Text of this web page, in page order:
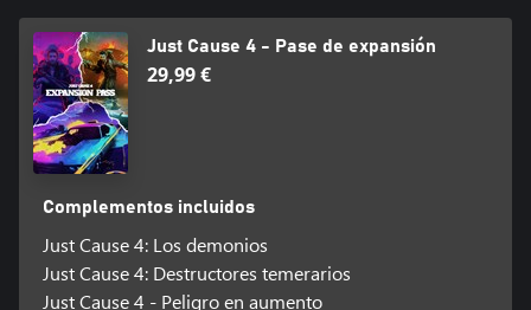
Just Cause 4 - Pase de expansión
29,99 €
Complementos incluidos
Just Cause 4: Los demonios
Just Cause 4: Destructores temerarios
Just Cause 4 - Peligro en aumento